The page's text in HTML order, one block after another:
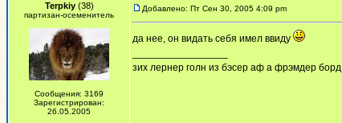
Terpkiy(38)
партизан-осеменитель
Сообщения: 3169
Зарегистрирован:
26.05.2005
Добавлено: Пт Сен 30, 2005 4:09 pm
да нее, он видать себя имел ввиду
зих лернер голн из бэсер аф а фрэмдер борд